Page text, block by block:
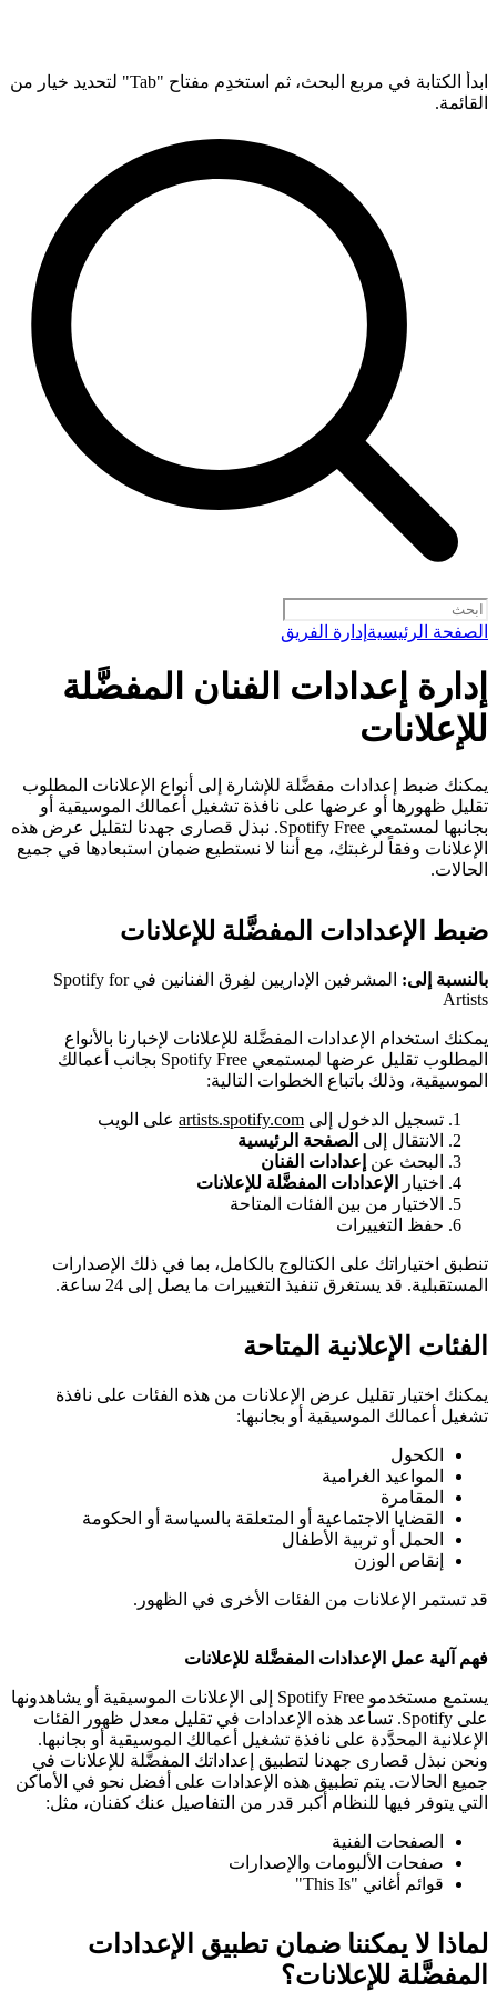
ابدأ الكتابة في مربع البحث، ثم استخدِم مفتاح "Tab" لتحديد خيار من
القائمة.
الصفحة الرئيسية إدارة الفريق
إدارة إعدادات الفنان المفضَّلة
للإعلانات
يمكنك ضبط إعدادات مفضَّلة للإشارة إلى أنواع الإعلانات المطلوب
تقليل ظهورها أو عرضها على نافذة تشغيل أعمالك الموسيقية أو
بجانبها لمستمعي Spotify Free. نبذل قصارى جهدنا لتقليل عرض هذه
الإعلانات وفقاً لرغبتك، مع أننا لا نستطيع ضمان استبعادها في جميع
الحالات.
ضبط الإعدادات المفضَّلة للإعلانات
بالنسبة إلى:
المشرفين الإداريين لفِرق الفنانين في Spotify for
Artists
يمكنك استخدام الإعدادات المفضَّلة للإعلانات لإخبارنا بالأنواع
المطلوب تقليل عرضها لمستمعي Spotify Free بجانب أعمالك
الموسيقية، وذلك باتباع الخطوات التالية:
تسجيل الدخول إلى artists.spotify.com على الويب
الانتقال إلى الصفحة الرئيسية
البحث عن إعدادات الفنان
اختيار
الإعدادات المفضَّلة للإعلانات
الاختيار من بين الفئات المتاحة
حفظ التغييرات
تنطبق اختياراتك على الكتالوج بالكامل، بما في ذلك الإصدارات
المستقبلية. قد يستغرق تنفيذ التغييرات ما يصل إلى 24 ساعة.
الفئات الإعلانية المتاحة
يمكنك اختيار تقليل عرض الإعلانات من هذه الفئات على نافذة
تشغيل أعمالك الموسيقية أو بجانبها:
الكحول
المواعيد الغرامية
المقامرة
القضايا الاجتماعية أو المتعلقة بالسياسة أو الحكومة
الحمل أو تربية الأطفال
إنقاص الوزن
قد تستمر الإعلانات من الفئات الأخرى في الظهور.
فهم آلية عمل الإعدادات المفضَّلة للإعلانات
يستمع مستخدمو Spotify Free إلى الإعلانات الموسيقية أو يشاهدونها
على Spotify. تساعد هذه الإعدادات في تقليل معدل ظهور الفئات
الإعلانية المحدَّدة على نافذة تشغيل أعمالك الموسيقية أو بجانبها.
ونحن نبذل قصارى جهدنا لتطبيق إعداداتك المفضَّلة للإعلانات في
جميع الحالات. يتم تطبيق هذه الإعدادات على أفضل نحو في الأماكن
التي يتوفر فيها للنظام أكبر قدر من التفاصيل عنك كفنان، مثل:
الصفحات الفنية
صفحات الألبومات والإصدارات
قوائم أغاني "This Is"
لماذا لا يمكننا ضمان تطبيق الإعدادات
المفضَّلة للإعلانات؟